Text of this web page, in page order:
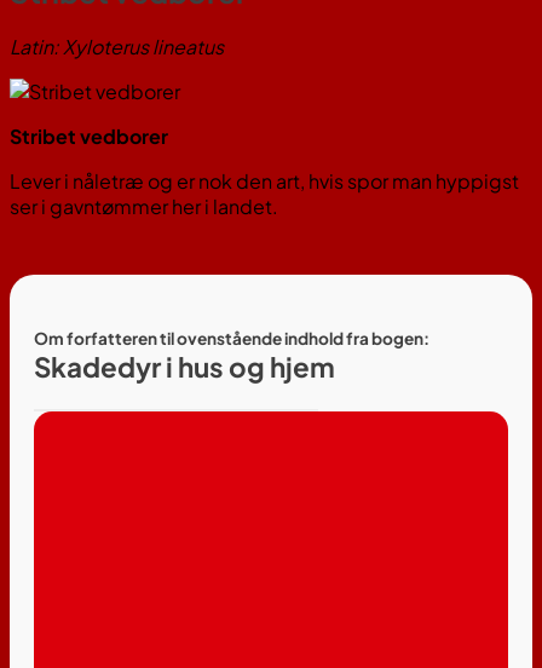
Latin: Xyloterus lineatus
Stribet vedborer
Lever i nåletræ og er nok den art, hvis spor man hyppigst
ser i gavntømmer her i landet.
Om forfatteren til ovenstående indhold fra bogen:
Skadedyr i hus og hjem